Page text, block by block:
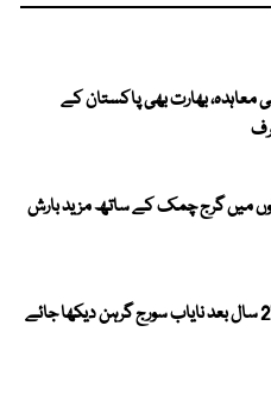
معاہدہ، بھارت بھی پاکستان کے
میں گرج چمک کے ساتھ مزید بارش
برطانیہ اور آئرلینڈ میں 27 سال بعد نایاب سورج گرہن دیکھا جائے